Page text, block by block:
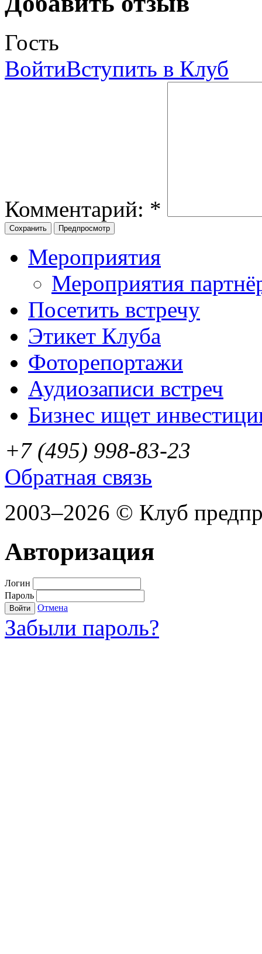
Гость
ВойтиВступить в Клуб
Комментарий: *
Мероприятия
Мероприятия
Посетить встречу
Этикет Клуба
Фоторепортажи
Аудиозаписи встреч
Бизнес ищет
+7 (495) 998-83-23
Обратная связь
2003–2026 © Клуб
Авторизация
Логин
Пароль
Войти Отмена
Забыли пароль?